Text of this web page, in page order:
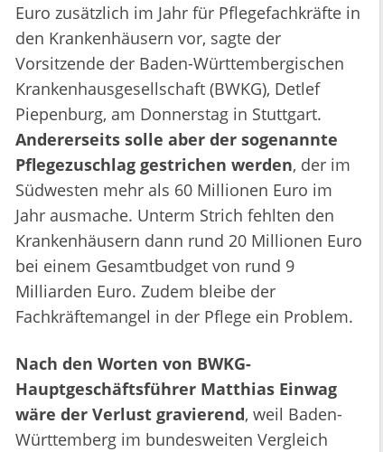
Euro zusätzlich im Jahr für Pflegefachkräfte in
den Krankenhäusern vor, sagte der
Vorsitzende der Baden-Württembergischen
Krankenhausgesellschaft (BWKG), Detlef
Piepenburg, am Donnerstag in Stuttgart.
Andererseits solle aber der sogenannte
Pflegezuschlag gestrichen werden, der im
Südwesten mehr als 60 Millionen Euro im
Jahr ausmache. Unterm Strich fehlten den
Krankenhäusern dann rund 20 Millionen Euro
bei einem Gesamtbudget von rund 9
Milliarden Euro. Zudem bleibe der
Fachkräftemangel in der Pflege ein Problem.
Nach den Worten von BWKG-
Hauptgeschäftsführer Matthias Einwag
wäre der Verlust gravierend, weil Baden-
Württemberg im bundesweiten Vergleich